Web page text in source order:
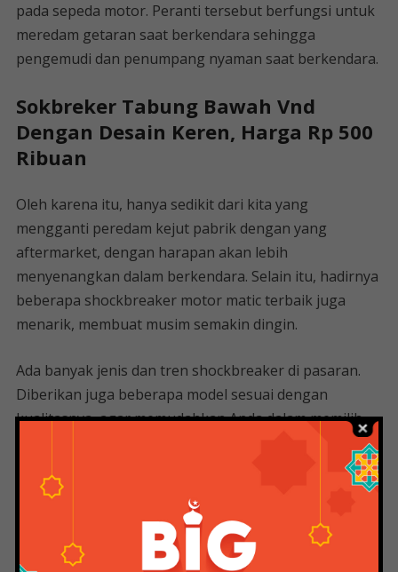
pada sepeda motor. Peranti tersebut berfungsi untuk
meredam getaran saat berkendara sehingga
pengemudi dan penumpang nyaman saat berkendara.
Sokbreker Tabung Bawah Vnd
Dengan Desain Keren, Harga Rp 500
Ribuan
Oleh karena itu, hanya sedikit dari kita yang
mengganti peredam kejut pabrik dengan yang
aftermarket, dengan harapan akan lebih
menyenangkan dalam berkendara. Selain itu, hadirnya
beberapa shockbreaker motor matic terbaik juga
menarik, membuat musim semakin dingin.
Ada banyak jenis dan tren shockbreaker di pasaran.
Diberikan juga beberapa model sesuai dengan
kualitasnya, agar memudahkan Anda dalam memilih,
Bagi anda yang sedang mencari shockbreaker murah
namun dengan kualitas pabrikan maka produk dari
KYB ini bisa anda miliki. Diberi nama KYB Premium
atau Kayaba Premium, mengecewakan sepeda motor